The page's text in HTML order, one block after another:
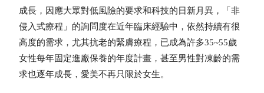
成長，因應大眾對低風險的要求和科技的日新月異，「非
侵入式療程」的詢問度在近年臨床經驗中，依然持續有很
高度的需求，尤其抗老的緊膚療程，已成為許多35~55歲
女性每年固定進廠保養的年度計畫，甚至男性對凍齡的需
求也逐年成長，愛美不再只限於女生。